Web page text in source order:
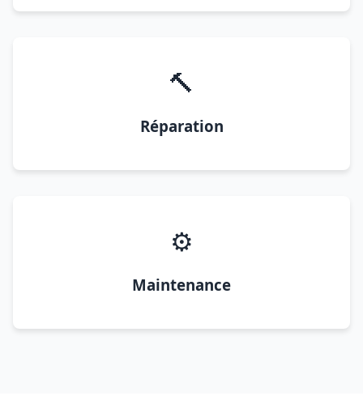
🔨
Réparation
⚙️
Maintenance